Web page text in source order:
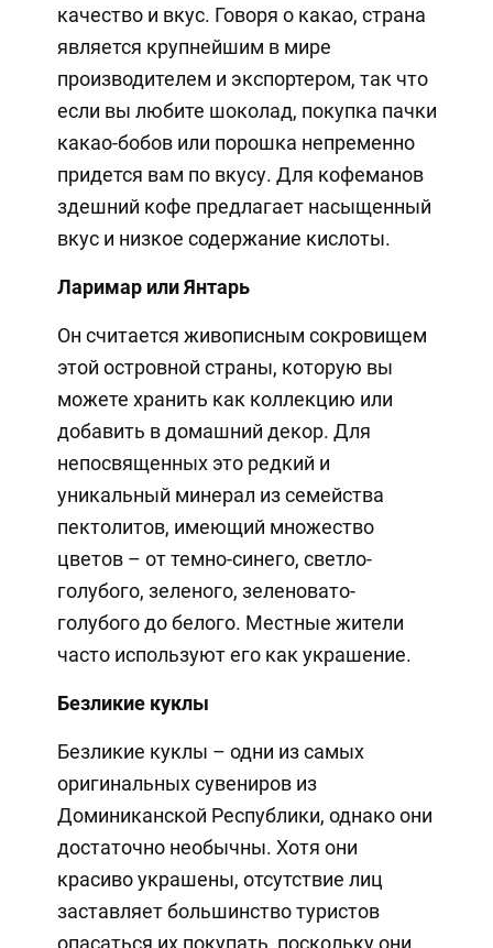
качество и вкус. Говоря о какао, страна
является крупнейшим в мире
производителем и экспортером, так что
если вы любите шоколад, покупка пачки
какао-бобов или порошка непременно
придется вам по вкусу. Для кофеманов
здешний кофе предлагает насыщенный
вкус и низкое содержание кислоты.
Ларимар или Янтарь
Он считается живописным сокровищем
этой островной страны, которую вы
можете хранить как коллекцию или
добавить в домашний декор. Для
непосвященных это редкий и
уникальный минерал из семейства
пектолитов, имеющий множество
цветов – от темно-синего, светло-
голубого, зеленого, зеленовато-
голубого до белого. Местные жители
часто используют его как украшение.
Безликие куклы
Безликие куклы – одни из самых
оригинальных сувениров из
Доминиканской Республики, однако они
достаточно необычны. Хотя они
красиво украшены, отсутствие лиц
заставляет большинство туристов
опасаться их покупать, поскольку они